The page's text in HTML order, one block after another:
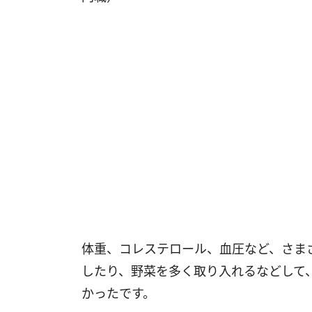
体重、コレステロール、血圧など、さ
したり、野菜を多く取り入れるなどし
かったです。